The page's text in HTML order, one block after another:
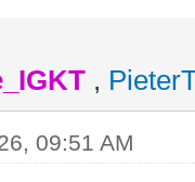
,
09:51 AM